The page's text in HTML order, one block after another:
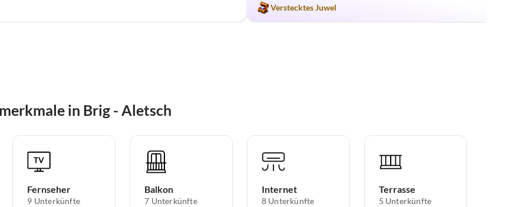
Verstecktes Juwel
in Brig - Aletsch
Fernseher
9 Unterkünfte
Balkon
7 Unterkünfte
Internet
8 Unterkünfte
Terrasse
5 Unterkünfte